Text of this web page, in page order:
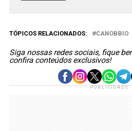
TÓPICOS RELACIONADOS: CANOBBIO
Siga nossas redes sociais, fique
confira conteúdos exclusivos!
PUBLICIDADE